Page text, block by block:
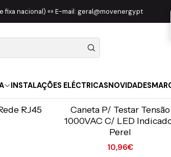
INSTALAÇÕES ELÉCTRICASNOVIDADES
fixa nacional) «» E-mail: geral@movenergy.pt
TESTE | MEDIDA
RJ45
Caneta P/ Testar Tensão
1000VAC C/ LED
Perel
10,96€